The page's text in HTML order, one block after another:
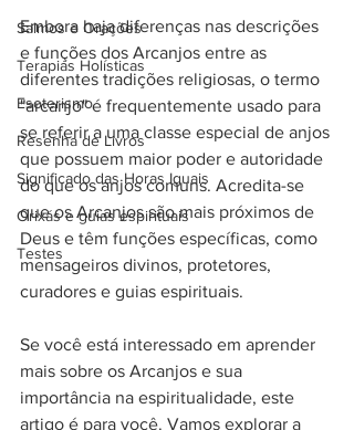
Salmos e Orações
Terapias Holísticas
Esoterismo
Resenha de Livros
Significado das Horas Iguais
Orixás e guias espirituais
Testes
Embora haja diferenças nas descrições
e funções dos Arcanjos entre as
diferentes tradições religiosas, o termo
"arcanjo" é frequentemente usado para
se referir a uma classe especial de anjos
que possuem maior poder e autoridade
do que os anjos comuns. Acredita-se
que os Arcanjos são mais próximos de
Deus e têm funções específicas, como
mensageiros divinos, protetores,
curadores e guias espirituais.
Se você está interessado em aprender
mais sobre os Arcanjos e sua
importância na espiritualidade, este
artigo é para você. Vamos explorar a